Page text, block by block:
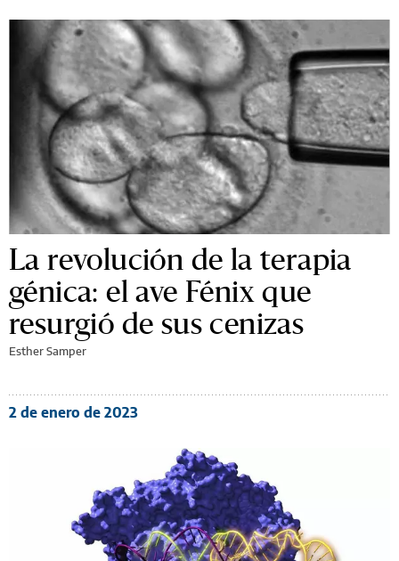
La revolución de la terapia
génica: el ave Fénix que
resurgió de sus cenizas
Esther Samper
2 de enero de 2023